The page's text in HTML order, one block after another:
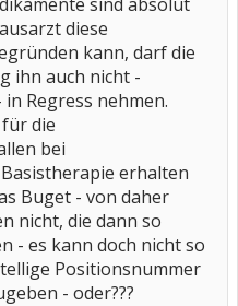
diese
kann, darf die
ihn auch nicht -
Regress nehmen.
die
bei
erhalten
Buget - von daher
nicht, die dann so
- es kann doch nicht so
Positionsnummer
- oder???